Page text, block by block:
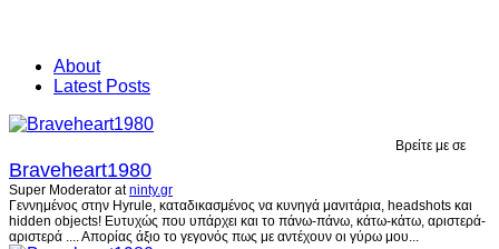
About
Latest Posts
Βρείτε με σε
Braveheart1980
Super Moderator atninty.gr
Γεννημένος στην Hyrule, καταδικασμένος να κυνηγά μανιτάρια, headshots και
hidden objects! Ευτυχώς που υπάρχει και το πάνω-πάνω, κάτω-κάτω, αριστερά-
αριστερά .... Απορίας άξιο το γεγονός πως με αντέχουν οι γύρω μου...